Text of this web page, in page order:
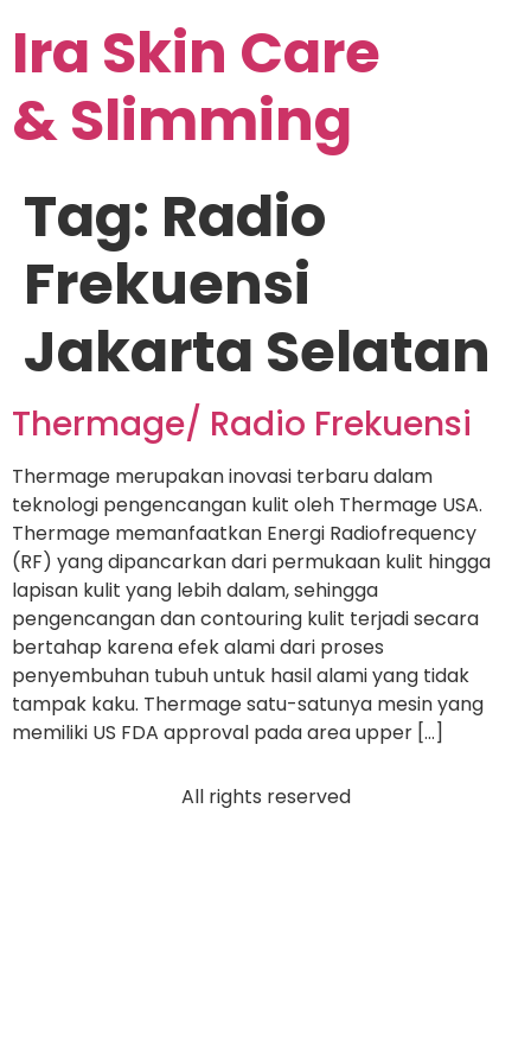
Ira Skin Care
& Slimming
Tag: Radio
Frekuensi
Jakarta Selatan
Thermage/ Radio Frekuensi
Thermage merupakan inovasi terbaru dalam
teknologi pengencangan kulit oleh Thermage USA.
Thermage memanfaatkan Energi Radiofrequency
(RF) yang dipancarkan dari permukaan kulit hingga
lapisan kulit yang lebih dalam, sehingga
pengencangan dan contouring kulit terjadi secara
bertahap karena efek alami dari proses
penyembuhan tubuh untuk hasil alami yang tidak
tampak kaku. Thermage satu-satunya mesin yang
memiliki US FDA approval pada area upper […]
All rights reserved